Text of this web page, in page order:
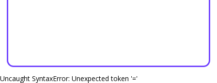
Uncaught SyntaxError: Unexpected token '='